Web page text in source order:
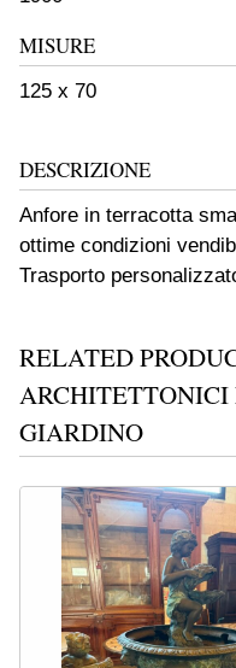
MISURE
125 x 70
DESCRIZIONE
Anfore in terracotta
ottime condizioni
Trasporto
RELATED
GIARDINO